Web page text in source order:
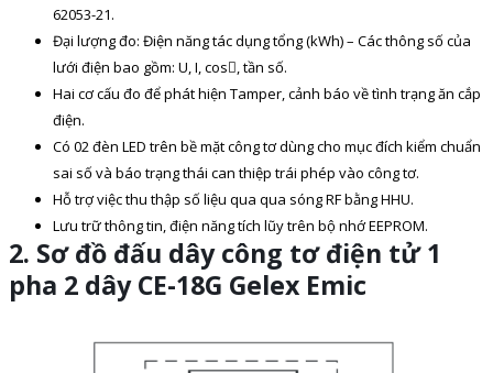
62053-21.
Đại lượng đo: Điện năng tác dụng tổng (kWh) – Các thông số của
lưới điện bao gồm: U, I, cos, tần số.
Hai cơ cấu đo để phát hiện Tamper, cảnh báo về tình trạng ăn cắp
điện.
Có 02 đèn LED trên bề mặt công tơ dùng cho mục đích kiểm chuẩn
sai số và báo trạng thái can thiệp trái phép vào công tơ.
Hỗ trợ việc thu thập số liệu qua qua sóng RF bằng HHU.
Lưu trữ thông tin, điện năng tích lũy trên bộ nhớ EEPROM.
2. Sơ đồ đấu dâycông tơ điện tử 1
pha 2 dây CE-18G Gelex Emic